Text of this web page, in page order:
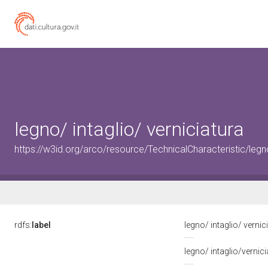
legno/ intaglio/ verniciatura
https://w3id.org/arco/resource/TechnicalCharacteristic/
rdfs: label legno/ intaglio/
legno/ intaglio/